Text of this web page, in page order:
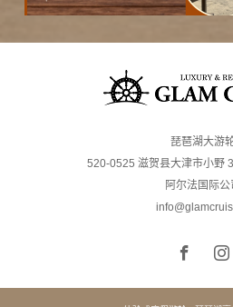
琵琶湖大游
520-0525 滋贺县大津市小野
阿尔法国际公